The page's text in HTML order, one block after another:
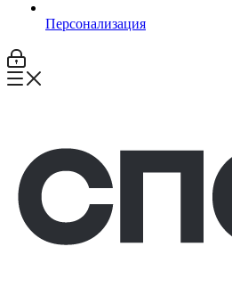
Персонализация